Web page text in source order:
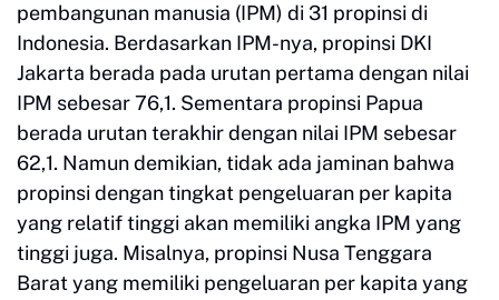
pembangunan manusia (IPM) di 31 propinsi di
Indonesia. Berdasarkan IPM-nya, propinsi DKI
Jakarta berada pada urutan pertama dengan nilai
IPM sebesar 76,1. Sementara propinsi Papua
berada urutan terakhir dengan nilai IPM sebesar
62,1. Namun demikian, tidak ada jaminan bahwa
propinsi dengan tingkat pengeluaran per kapita
yang relatif tinggi akan memiliki angka IPM yang
tinggi juga. Misalnya, propinsi Nusa Tenggara
Barat yang memiliki pengeluaran per kapita yang